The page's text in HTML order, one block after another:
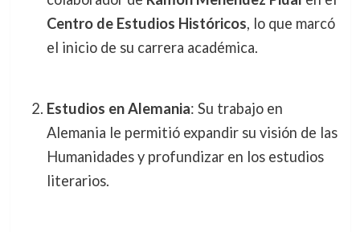
Centro de Estudios Históricos, lo que marcó
el inicio de su carrera académica.
Estudios en Alemania: Su trabajo en
Alemania le permitió expandir su visión de las
Humanidades y profundizar en los estudios
literarios.